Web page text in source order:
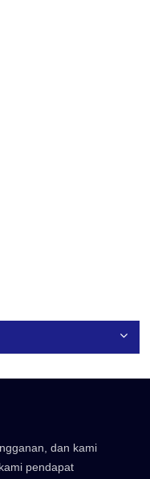
dan kami
pendapat